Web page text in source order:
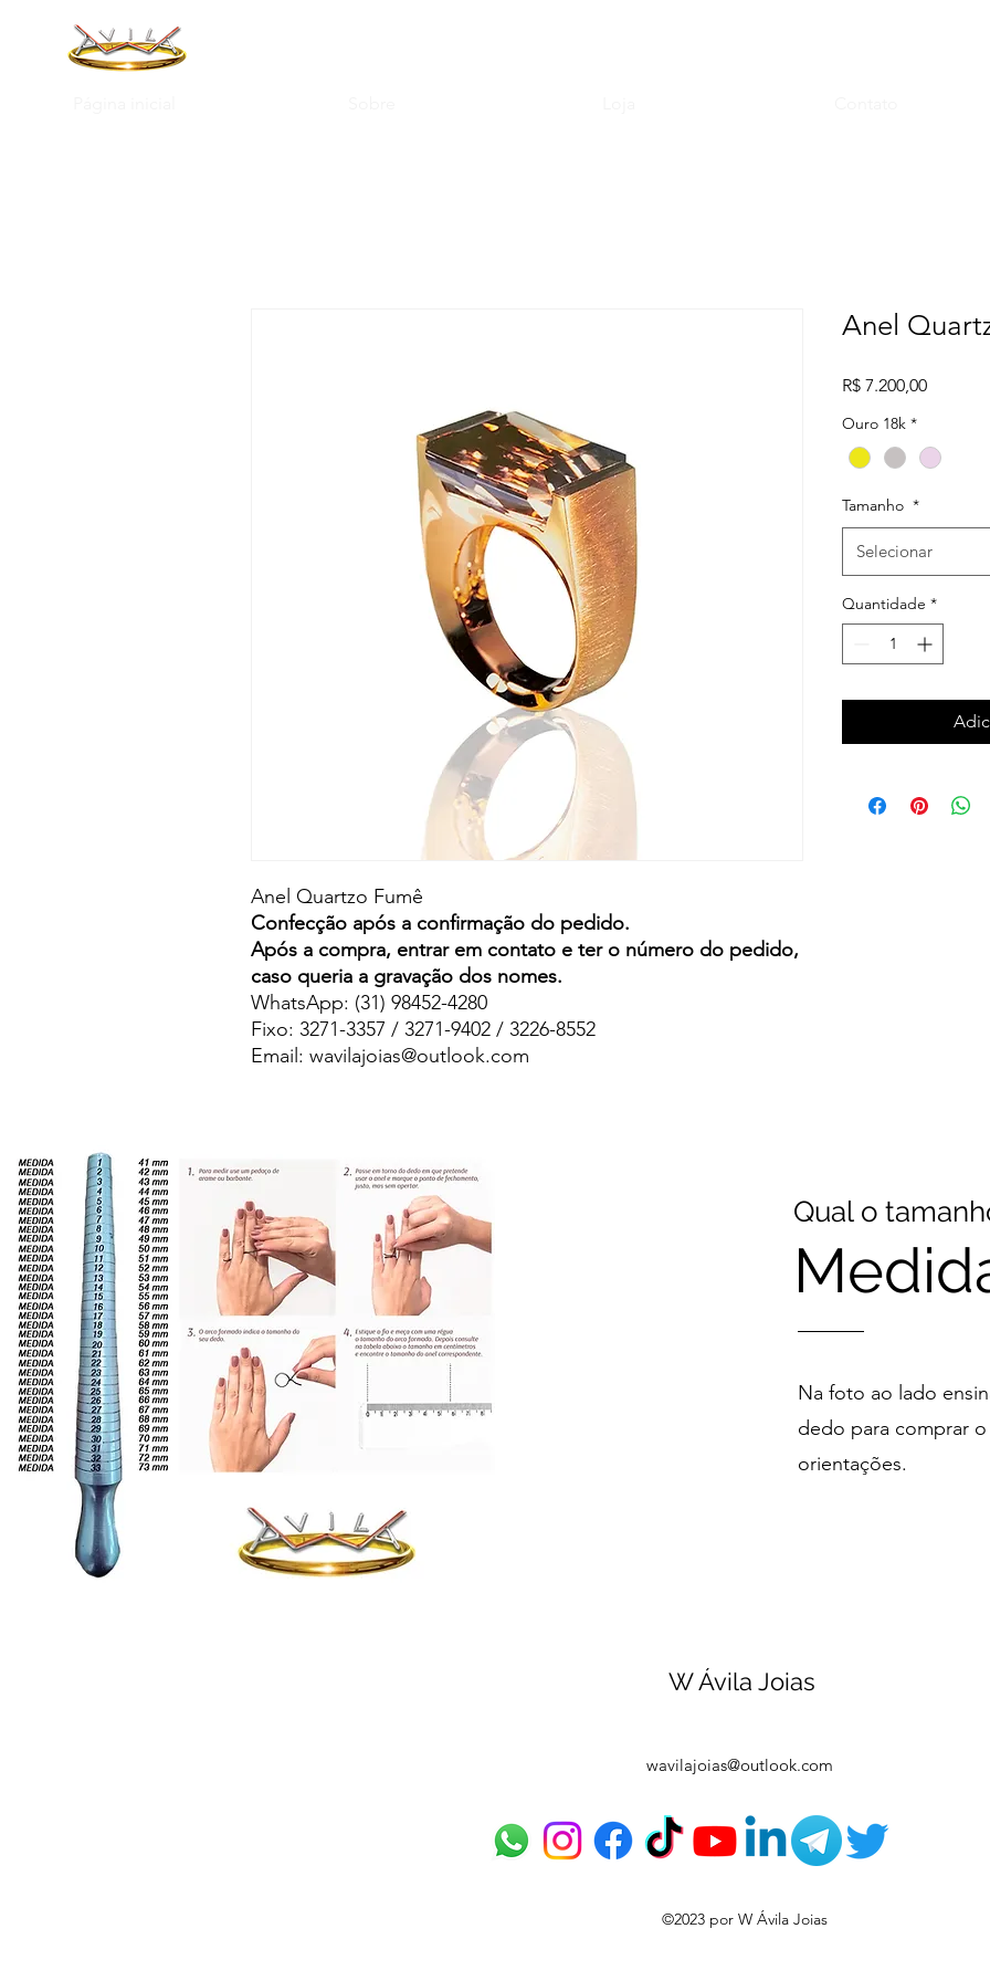
Anel Quartzo Fumê
Confecção após a confirmação do pedido.
Após a compra, entrar em contato e ter o número do pedido,
caso queria a gravação dos nomes.
WhatsApp: (31) 98452-4280
Fixo: 3271-3357 / 3271-9402 / 3226-8552
Email: wavilajoias@outlook.com
Anel
R$ 7.200,00Preço
Ouro 18k *
Tamanho *
Selecionar
Quantidade *
Qual o
Na foto ao lado
dedo para comprar o
orientações.
W Ávila Joias
wavilajoias@outlook.com
©2023 por W Ávila Joias